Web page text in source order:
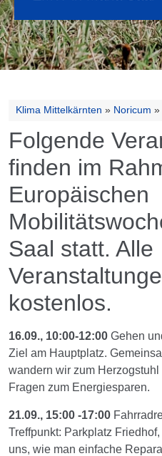
Klima Mittelkärnten » Noricum »
Folgende
finden im
Europäischen
Saal statt. Alle
kostenlos.
16.09., 10:00-12:00 Gehen
Ziel am Hauptplatz.
wandern wir zum
Fragen zum Energiesparen.
21.09., 15:00 -17:00
Treffpunkt: Parkplatz
uns, wie man einfache